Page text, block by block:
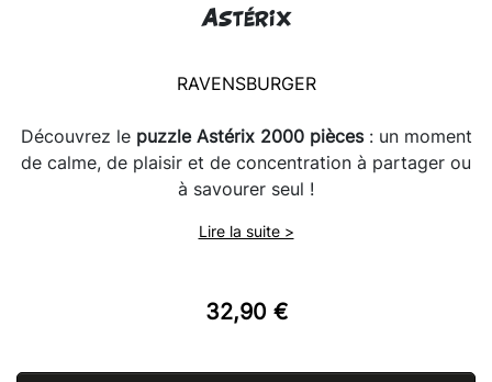
Astérix
RAVENSBURGER
Découvrez lepuzzle Astérix 2000 pièces: un moment
de calme, de plaisir et de concentration à partager ou
à savourer seul !
Lire la suite >
32,90 €